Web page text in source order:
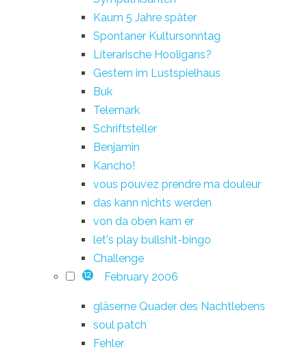
Kaum 5 Jahre später
Spontaner Kultursonntag
Literarische Hooligans?
Gestern im Lustspielhaus
Buk
Telemark
Schriftsteller
Benjamin
Kancho!
vous pouvez prendre ma douleur
das kann nichts werden
von da oben kam er
let's play bullshit-bingo
Challenge
12 February 2006
gläserne Quader des Nachtlebens
soul patch
Fehler